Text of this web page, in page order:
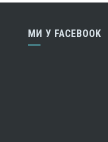
МИ У FACEBOOK